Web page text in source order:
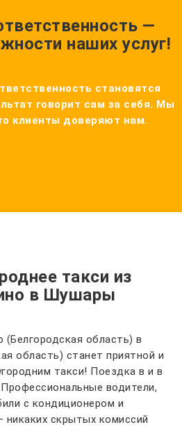
—
наших услуг!
становятся
говорит сам за себя. Мы
клиенты доверяют нам.
такси из
в Шушары
(Белгородская область) в
область) станет приятной и
такси! Поездка в и в
водители,
с кондиционером и
никаких скрытых комиссий